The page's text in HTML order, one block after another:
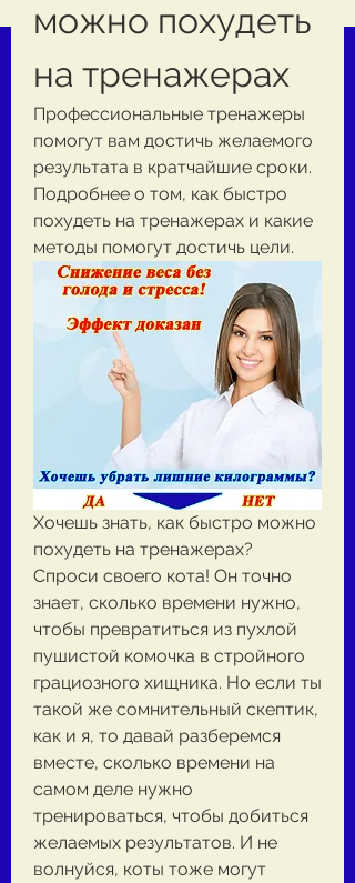
можно похудеть
на тренажерах
Профессиональные тренажеры
помогут вам достичь желаемого
результата в кратчайшие сроки.
Подробнее о том, как быстро
похудеть на тренажерах и какие
методы помогут достичь цели.
Хочешь знать, как быстро можно
похудеть на тренажерах?
Спроси своего кота! Он точно
знает, сколько времени нужно,
чтобы превратиться из пухлой
пушистой комочка в стройного
грациозного хищника. Но если ты
такой же сомнительный скептик,
как и я, то давай разберемся
вместе, сколько времени на
самом деле нужно
тренироваться, чтобы добиться
желаемых результатов. И не
волнуйся, коты тоже могут